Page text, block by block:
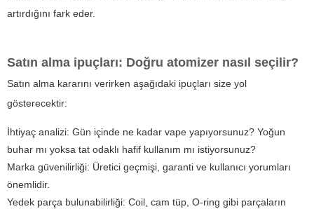
artırdığını fark eder.
Satın alma ipuçları: Doğru atomizer nasıl seçilir?
Satın alma kararını verirken aşağıdaki ipuçları size yol
gösterecektir:
İhtiyaç analizi: Gün içinde ne kadar vape yapıyorsunuz? Yoğun
buhar mı yoksa tat odaklı hafif kullanım mı istiyorsunuz?
Marka güvenilirliği: Üretici geçmişi, garanti ve kullanıcı yorumları
önemlidir.
Yedek parça bulunabilirliği: Coil, cam tüp, O-ring gibi parçaların